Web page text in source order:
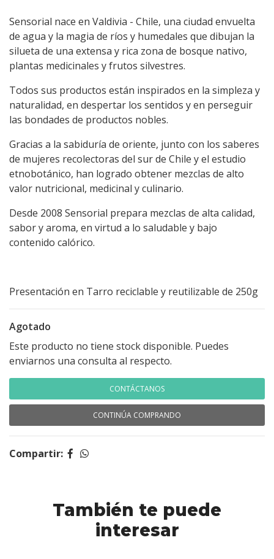
Sensorial nace en Valdivia - Chile, una ciudad envuelta
de agua y la magia de ríos y humedales que dibujan la
silueta de una extensa y rica zona de bosque nativo,
plantas medicinales y frutos silvestres.
Todos sus productos están inspirados en la simpleza y
naturalidad, en despertar los sentidos y en perseguir
las bondades de productos nobles.
Gracias a la sabiduría de oriente, junto con los saberes
de mujeres recolectoras del sur de Chile y el estudio
etnobotánico, han logrado obtener mezclas de alto
valor nutricional, medicinal y culinario.
Desde 2008 Sensorial prepara mezclas de alta calidad,
sabor y aroma, en virtud a lo saludable y bajo
contenido calórico.
Presentación en Tarro reciclable y reutilizable de 250g
Agotado
Este producto no tiene stock disponible. Puedes
enviarnos una consulta al respecto.
CONTÁCTANOS
CONTINÚA COMPRANDO
Compartir:
También te puede
interesar